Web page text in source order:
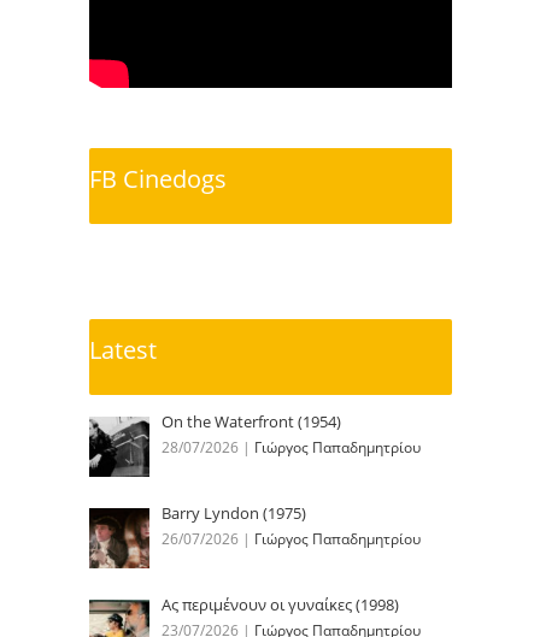
FB Cinedogs
Latest
On the Waterfront (1954)
28/07/2026 | Γιώργος Παπαδημητρίου
Barry Lyndon (1975)
26/07/2026 | Γιώργος Παπαδημητρίου
Ας περιμένουν οι γυναίκες (1998)
23/07/2026 | Γιώργος Παπαδημητρίου